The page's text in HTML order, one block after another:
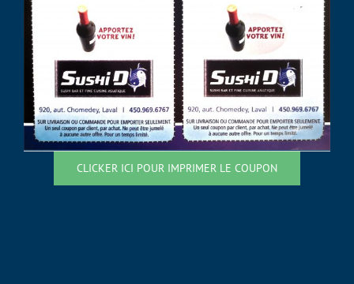
CLICKER ICI POUR IMPRIMER LE COUPON